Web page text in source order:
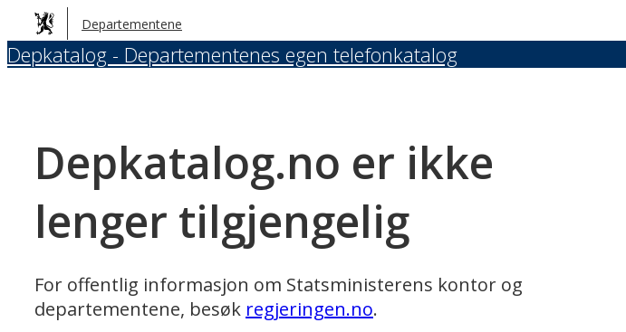
Hopp
til
hovedinnhold
Departementene
Depkatalog - Departementenes egen telefonkatalog
Depkatalog.no er ikke
lenger tilgjengelig
For offentlig informasjon om Statsministerens kontor og
departementene, besøk regjeringen.no.